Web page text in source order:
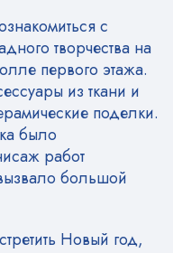
с
творчества на
первого этажа.
из ткани и
поделки.
было
работ
большой
Новый год,